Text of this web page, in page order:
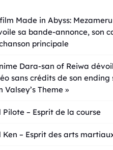
Made in Abyss:
sa bande-annonce, son
principale
Dara-san of Reiwa
sans crédits de son ending
Valsey’s Theme »
Pilote – Esprit de la course
Ken – Esprit des arts